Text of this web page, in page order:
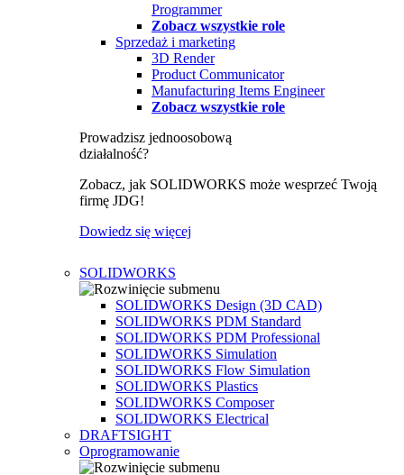
Programmer
Zobacz wszystkie role
Sprzedaż i marketing
3D Render
Product Communicator
Manufacturing Items Engineer
Zobacz wszystkie role
Prowadzisz jednoosobową
działalność?
Zobacz, jak SOLIDWORKS może wesprzeć Twoją
firmę JDG!
Dowiedz się więcej
SOLIDWORKS
SOLIDWORKS Design (3D CAD)
SOLIDWORKS PDM Standard
SOLIDWORKS PDM Professional
SOLIDWORKS Simulation
SOLIDWORKS Flow Simulation
SOLIDWORKS Plastics
SOLIDWORKS Composer
SOLIDWORKS Electrical
DRAFTSIGHT
Oprogramowanie